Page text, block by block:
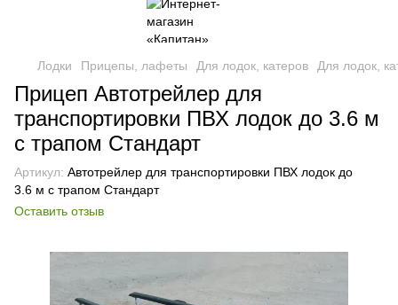
Лодки Прицепы, лафеты Для лодок, катеров Для лодок,
Прицеп Автотрейлер для
транспортировки ПВХ лодок до 3.6 м
с трапом Стандарт
Артикул: Автотрейлер для транспортировки ПВХ лодок до
3.6 м с трапом Стандарт
Оставить отзыв